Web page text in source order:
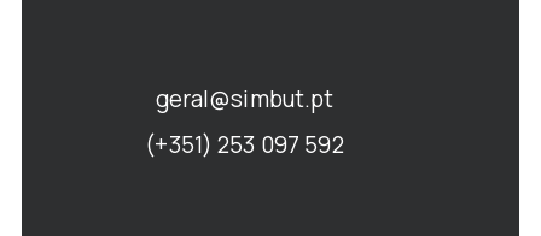
geral@simbut.pt
(+351) 253 097 592